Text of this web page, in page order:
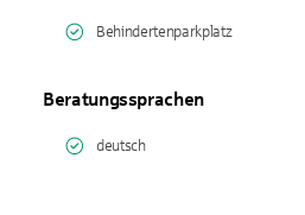
Behindertenparkplatz
Beratungssprachen
deutsch